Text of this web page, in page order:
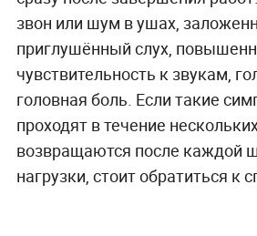
звон или шум в ушах,
приглушённый слух,
чувствительность к звукам,
головная боль. Если такие
проходят в течение
возвращаются после каждой
нагрузки, стоит обратиться к